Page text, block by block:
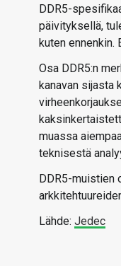
DDR5-
päivityksellä,
kuten ennenkin.
Osa DDR5:n
kanavan sijasta
muassa
teknisestä
DDR5-muistien
Lähde: Jedec